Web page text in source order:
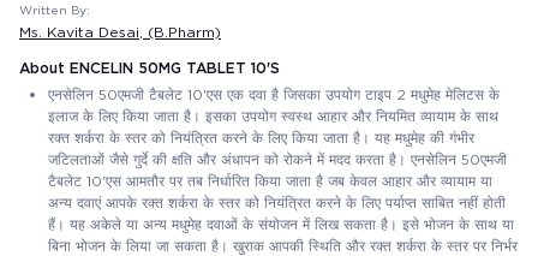
Written By:
Ms. Kavita Desai , (B.Pharm)
About ENCELIN 50MG TABLET 10'S
एनसेलिन 50एमजी टैबलेट 10'एस एक दवा है जिसका उपयोग टाइप 2 मधुमेह मेलिटस के
इलाज के लिए किया जाता है। इसका उपयोग स्वस्थ आहार और नियमित व्यायाम के साथ
रक्त शर्करा के स्तर को नियंत्रित करने के लिए किया जाता है। यह मधुमेह की गंभीर
जटिलताओं जैसे गुर्दे की क्षति और अंधापन को रोकने में मदद करता है। एनसेलिन 50एमजी
टैबलेट 10'एस आमतौर पर तब निर्धारित किया जाता है जब केवल आहार और व्यायाम या
अन्य दवाएं आपके रक्त शर्करा के स्तर को नियंत्रित करने के लिए पर्याप्त साबित नहीं होती
हैं। यह अकेले या अन्य मधुमेह दवाओं के संयोजन में लिख सकता है। इसे भोजन के साथ या
बिना भोजन के लिया जा सकता है। खुराक आपकी स्थिति और रक्त शर्करा के स्तर पर निर्भर